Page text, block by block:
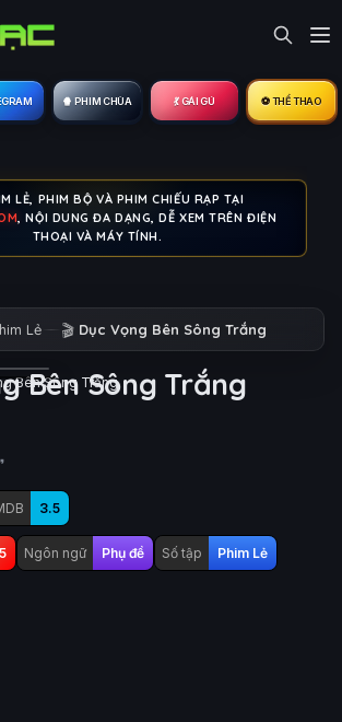
🍿 PHIM CHÙA 💃 GÁI GÚ ⚽ THỂ THAO
LẺ, PHIM BỘ VÀ PHIM CHIẾU RẠP TẠI
, NỘI DUNG ĐA DẠNG, DỄ XEM TRÊN ĐIỆN
THOẠI VÀ MÁY TÍNH.
Lẻ 🎬 Dục Vọng Bên Sông Trắng
Bên Sông Trắng
3.5
Ngôn ngữ Phụ đề Số tập Phim Lẻ